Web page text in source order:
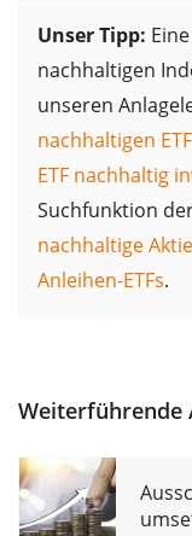
Unser Tipp:
nachhaltigen
unseren
nachhaltigen
ETF nachhaltig
Suchfunktion
nachhaltige
Anleihen-ETFs.
Weiterführende